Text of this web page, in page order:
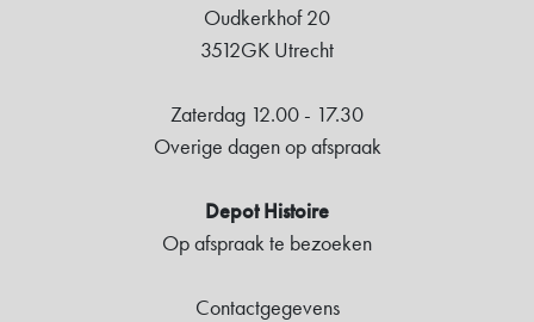
Oudkerkhof 20
3512GK Utrecht
Zaterdag 12.00 - 17.30
Overige dagen op afspraak
Depot Histoire
Op afspraak te bezoeken
Contactgegevens